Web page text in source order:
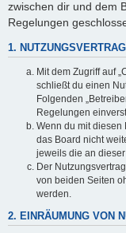
zwischen dir und dem
Regelungen
1. NUTZUNGSVERTRAG
Mit dem Zugriff auf
schließt du einen
Folgenden
Regelungen
Wenn du mit diesen
das Board nicht
jeweils die an
Der
von beiden Seiten
werden.
2. EINRÄUMUNG VON